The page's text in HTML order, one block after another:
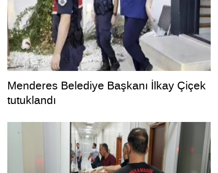
Menderes Belediye Başkanı İlkay Çiçek
tutuklandı